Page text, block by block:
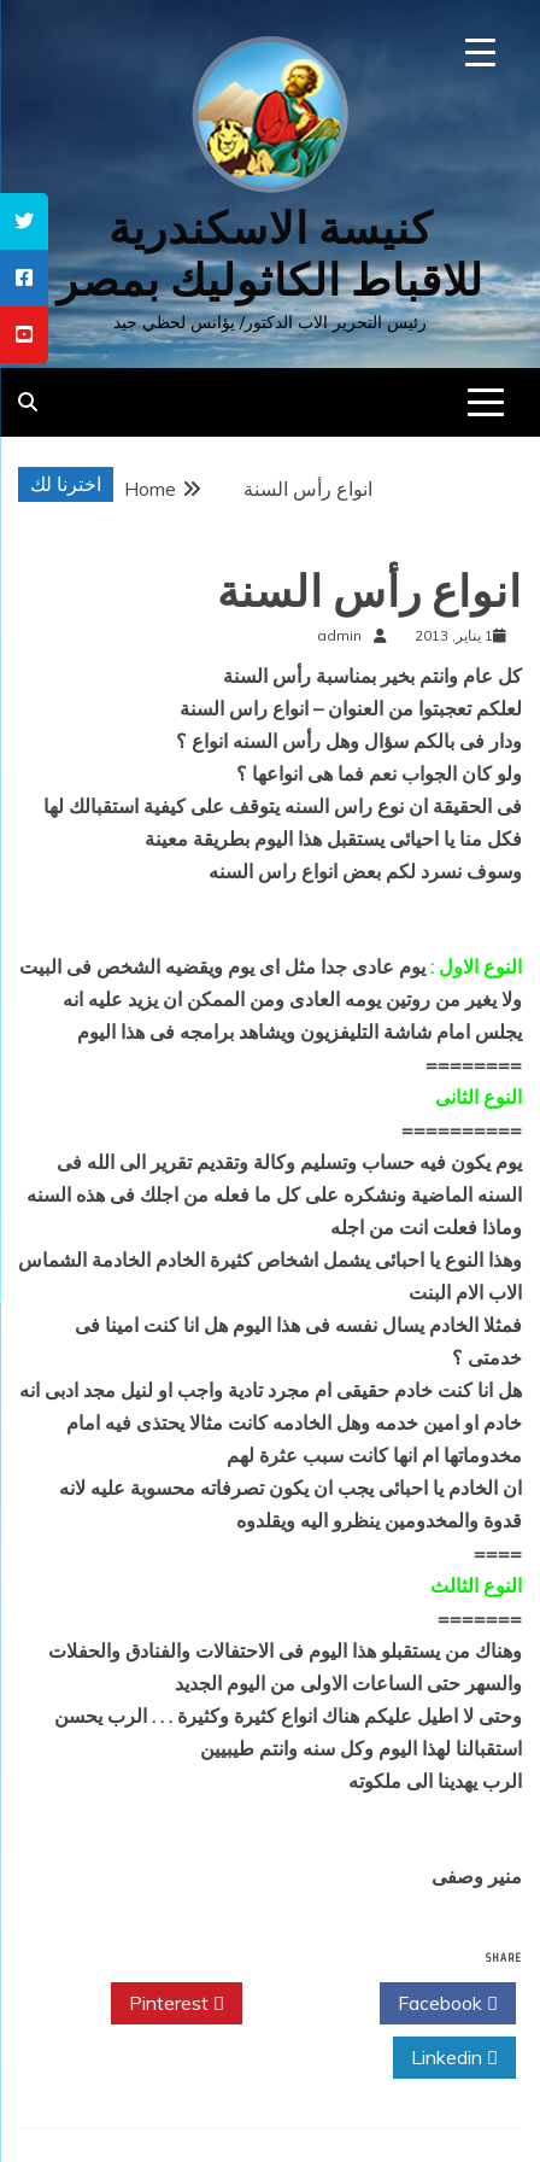
كنيسة الاسكندرية
للاقباط الكاثوليك بمصر
رئيس التحرير الاب الدكتور/ يؤانس لحظي جيد
اخترنا لك Home انواع رأس السنة
انواع رأس السنة
1 يناير, 2013 admin
كل عام وانتم بخير بمناسبة رأس السنة
لعلكم تعجبتوا من العنوان – انواع راس السنة
ودار فى بالكم سؤال وهل رأس السنه انواع ؟
ولو كان الجواب نعم فما هى انواعها ؟
فى الحقيقة ان نوع راس السنه يتوقف على كيفية استقبالك لها
فكل منا يا احيائى يستقبل هذا اليوم بطريقة معينة
وسوف نسرد لكم بعض انواع راس السنه
النوع الاول : يوم عادى جدا مثل اى يوم ويقضيه الشخص فى البيت
ولا يغير من روتين يومه العادى ومن الممكن ان يزيد عليه انه
يجلس امام شاشة التليفزيون ويشاهد برامجه فى هذا اليوم
========
النوع الثانى
==========
يوم يكون فيه حساب وتسليم وكالة وتقديم تقرير الى الله فى
السنه الماضية ونشكره على كل ما فعله من اجلك فى هذه السنه
وماذا فعلت انت من اجله
وهذا النوع يا احبائى يشمل اشخاص كثيرة الخادم الخادمة الشماس
الاب الام البنت
فمثلا الخادم يسال نفسه فى هذا اليوم هل انا كنت امينا فى
خدمتى ؟
هل انا كنت خادم حقيقى ام مجرد تادية واجب او لنيل مجد ادبى انه
خادم او امين خدمه وهل الخادمه كانت مثالا يحتذى فيه امام
مخدوماتها ام انها كانت سبب عثرة لهم
ان الخادم يا احبائى يجب ان يكون تصرفاته محسوبة عليه لانه
قدوة والمخدومين ينظرو اليه ويقلدوه
====
النوع الثالث
=======
وهناك من يستقبلو هذا اليوم فى الاحتفالات والفنادق والحفلات
والسهر حتى الساعات الاولى من اليوم الجديد
وحتى لا اطيل عليكم هناك انواع كثيرة وكثيرة . . . الرب يحسن
استقبالنا لهذا اليوم وكل سنه وانتم طيبيين
الرب يهدينا الى ملكوته
منير وصفى
SHARE